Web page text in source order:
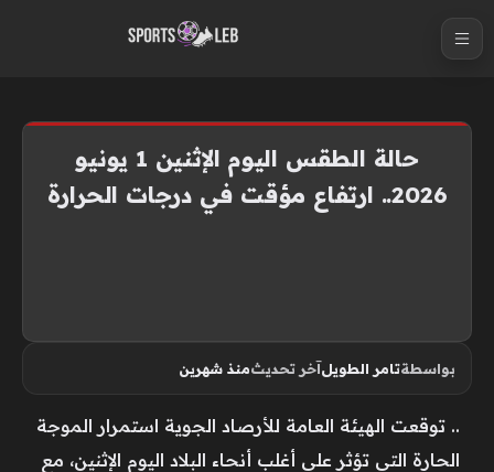
حالة الطقس اليوم الإثنين 1 يونيو
2026.. ارتفاع مؤقت في درجات الحرارة
بواسطةتامر الطويلآخر تحديثمنذ شهرين
.. توقعت الهيئة العامة للأرصاد الجوية استمرار الموجة
الحارة التي تؤثر على أغلب أنحاء البلاد اليوم الإثنين، مع